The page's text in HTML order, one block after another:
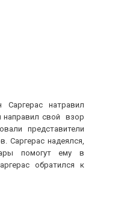
натравил
свой взор
представители
Саргерас надеялся,
помогут ему в
обратился к